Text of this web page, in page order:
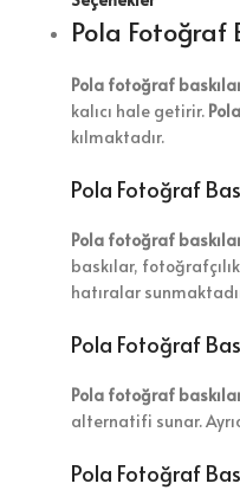
Pola Fotoğraf
Pola fotoğraf
kalıcı hale getirir.
kılmaktadır.
Pola Fotoğraf
Pola fotoğraf
baskılar,
hatıralar
Pola Fotoğraf
Pola fotoğraf
alternatifi sunar.
Pola Fotoğraf